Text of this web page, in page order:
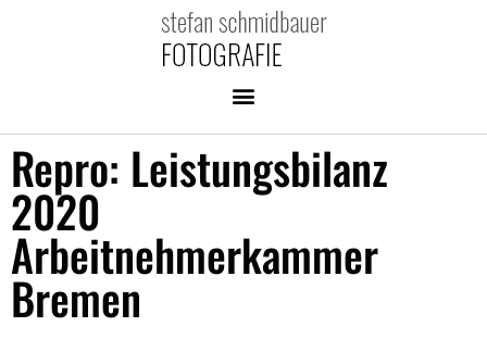
Repro: Leistungsbilanz
2020
Arbeitnehmerkammer
Bremen